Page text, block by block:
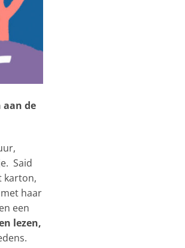
aan de
Said
karton,
haar
een
lezen,